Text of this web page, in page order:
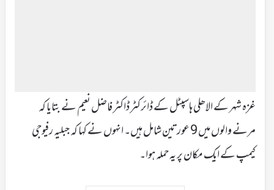
غزہ شہر کے الاھلی ہاسپٹل کے ڈائرکٹر ڈاکٹر فاضل نعیم نے بتایا کہ
مرنے والوں میں 9 عورتین شامل ہیں۔ انہوں نے کہا کہ جبلیہ رفیوجی
کیمپ کے ایک مکان پر یہ حملہ ہوا۔